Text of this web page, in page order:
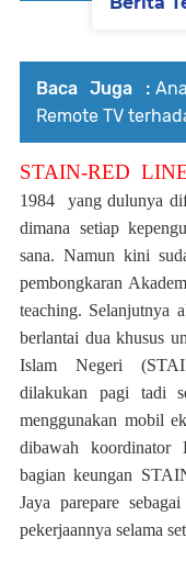
Baca Juga :
Remote TV
STAIN-RED
1984
yang dulunya
dimana setiap
sana. Namun kini
pembongkaran
teaching. Selanjutnya
berlantai dua khusus
Islam Negeri
dilakukan pagi tadi
menggunakan mobil
dibawah koordinator
bagian keungan
Jaya parepare
pekerjaannya selama